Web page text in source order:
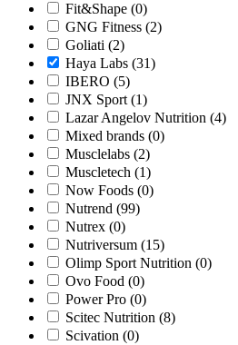
Fit&Shape (0)
GNG Fitness (2)
Goliati (2)
Haya Labs (31)
IBERO (5)
JNX Sport(1)
Lazar Angelov Nutrition (4)
Mixed brands (0)
Musclelabs (2)
Muscletech (1)
Now Foods (0)
Nutrend (99)
Nutrex (0)
Nutriversum (15)
Olimp Sport Nutrition (0)
Ovo Food (0)
Power Pro (0)
Scitec Nutrition (8)
Scivation (0)